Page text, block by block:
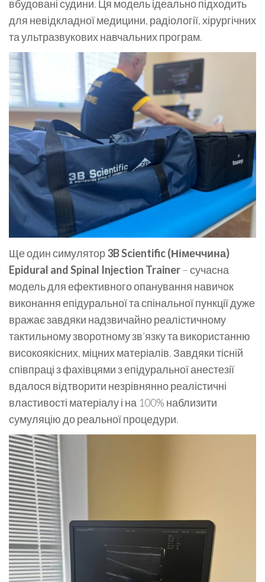
вбудовані судини. Ця модель ідеально підходить
для невідкладної медицини, радіології, хірургічних
та ультразвукових навчальних програм.
Ще один симулятор3B Scientific (Німеччина)
Epidural and Spinal Injection Trainer– сучасна
модель для ефективного опанування навичок
виконання епідуральної та спінальної пункції дуже
вражає завдяки надзвичайно реалістичному
тактильному зворотному зв’язку та використанню
високоякісних, міцних матеріалів. Завдяки тісній
співпраці з фахівцями з епідуральної анестезії
вдалося відтворити незрівнянно реалістичні
властивості матеріалу і на 100% наблизити
сумуляцію до реальної процедури.